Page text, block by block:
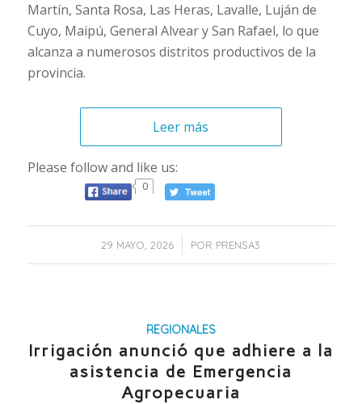
Martín, Santa Rosa, Las Heras, Lavalle, Luján de
Cuyo, Maipú, General Alvear y San Rafael, lo que
alcanza a numerosos distritos productivos de la
provincia.
Leer más
Please follow and like us:
0
29 MAYO, 2026
/ POR PRENSA3
REGIONALES
Irrigación anunció que adhiere a la
asistencia de Emergencia
Agropecuaria